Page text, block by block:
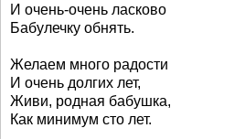
И очень-очень ласково
Бабулечку обнять.
Желаем много радости
И очень долгих лет,
Живи, родная бабушка,
Как минимум сто лет.